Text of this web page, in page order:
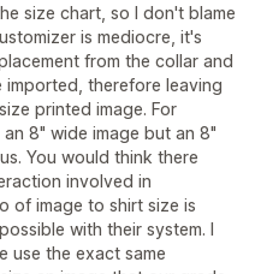
size chart, so I don't blame
is mediocre, it's
from the collar and
therefore leaving
printed image. For
8" wide image but an 8"
You would think there
involved in
of image to shirt size is
with their system. I
use the exact same